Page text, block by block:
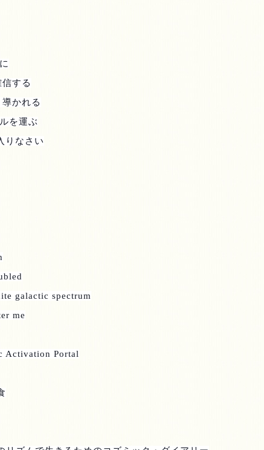
する
かれる
を運ぶ
りなさい
galactic spectrum
me
Activation Portal